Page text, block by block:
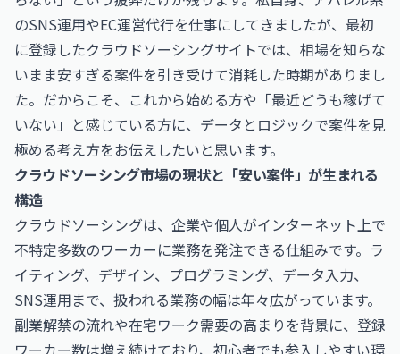
のSNS運用やEC運営代行を仕事にしてきましたが、最初
に登録したクラウドソーシングサイトでは、相場を知らな
いまま安すぎる案件を引き受けて消耗した時期がありまし
た。だからこそ、これから始める方や「最近どうも稼げて
いない」と感じている方に、データとロジックで案件を見
極める考え方をお伝えしたいと思います。
クラウドソーシング市場の現状と「安い案件」が生まれる
構造
クラウドソーシングは、企業や個人がインターネット上で
不特定多数のワーカーに業務を発注できる仕組みです。ラ
イティング、デザイン、プログラミング、データ入力、
SNS運用まで、扱われる業務の幅は年々広がっています。
副業解禁の流れや在宅ワーク需要の高まりを背景に、登録
ワーカー数は増え続けており、初心者でも参入しやすい環